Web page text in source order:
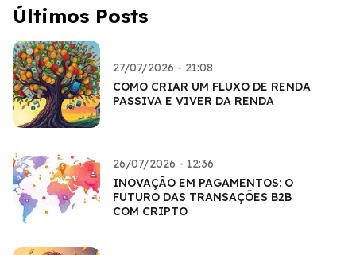
Últimos Posts
27/07/2026 - 21:08
COMO CRIAR UM FLUXO DE RENDA
PASSIVA E VIVER DA RENDA
26/07/2026 - 12:36
INOVAÇÃO EM PAGAMENTOS: O
FUTURO DAS TRANSAÇÕES B2B
COM CRIPTO